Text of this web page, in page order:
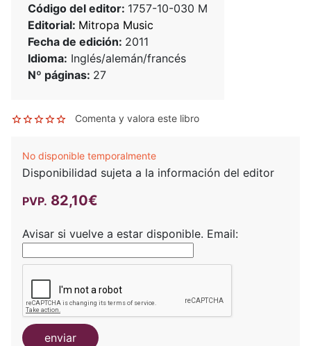
Código del editor: 1757-10-030 M
Editorial: Mitropa Music
Fecha de edición: 2011
Idioma: Inglés/alemán/francés
Nº páginas: 27
Comenta y valora este libro
No disponible temporalmente
Disponibilidad sujeta a la información del editor
PVP. 82,10€
Avisar si vuelve a estar disponible. Email:
enviar